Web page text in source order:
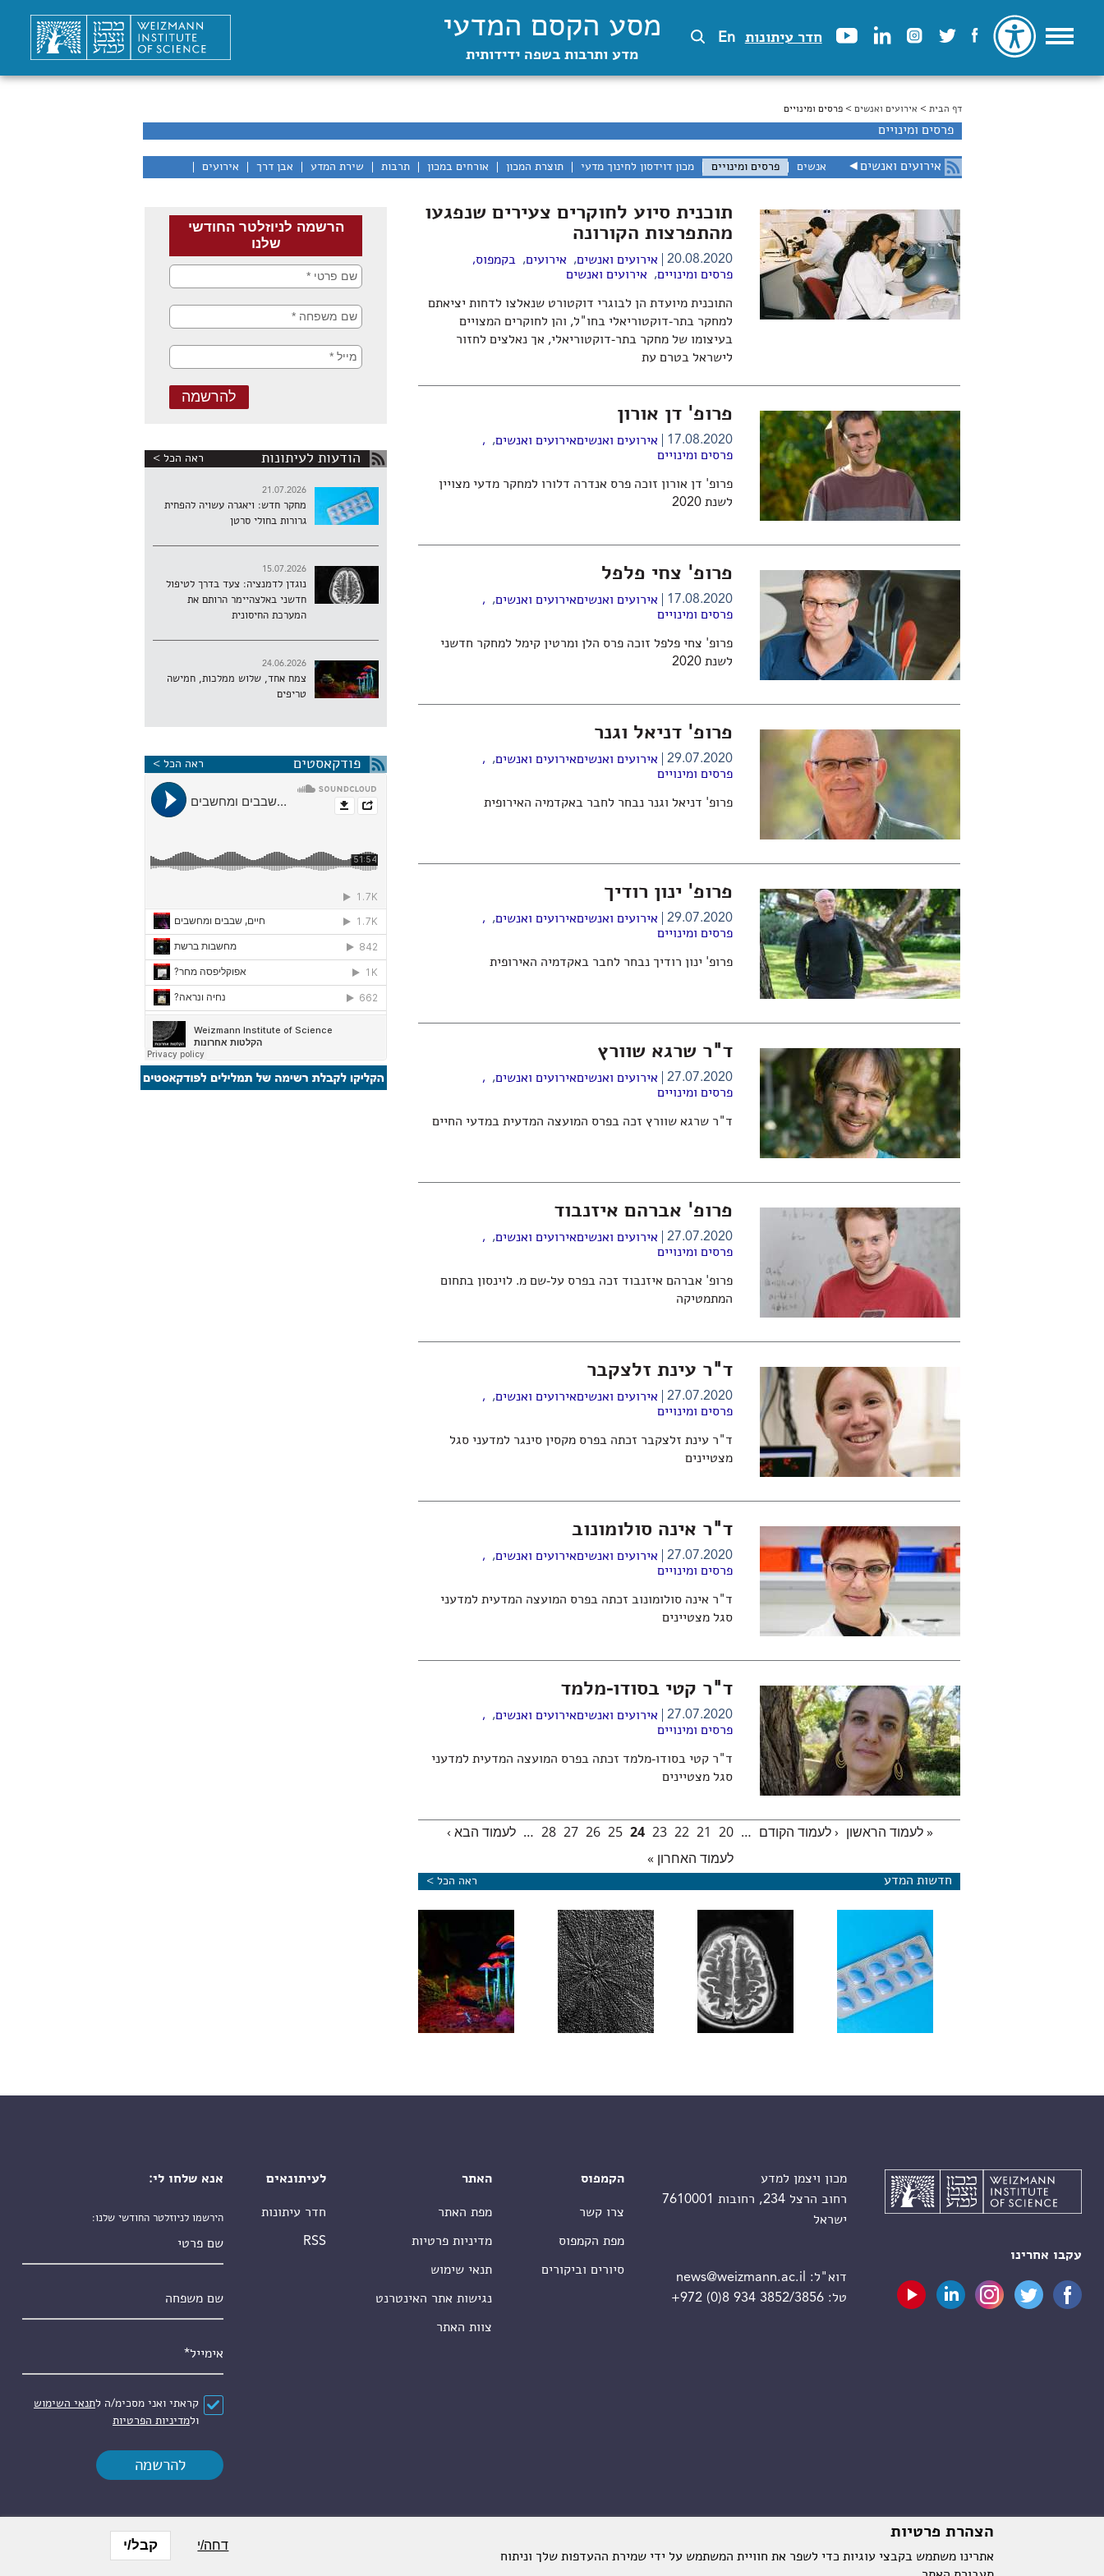
חדר עיתונות En מסע הקסם המדעי
מדע ותרבות בשפה ידידותית
הינך נמצא כאן
דף הבית > אירועים ואנשים > פרסים ומינויים
פרסים ומינויים
אירועים ואנשים◄ אנשים פרסים ומינויים מכון דוידסון לחינוך מדעי תוצרת המכון אורחים במכון תרבות שירת המדע אבן דרך אירועים
תוכנית סיוע לחוקרים צעירים שנפגעו
מהתפרצות הקורונה
20.08.2020 אירועים ואנשים, אירועים, בקמפוס,
אירועים ואנשים ,פרסים ומינויים
התוכנית מיועדת הן לבוגרי דוקטורט שנאלצו לדחות יציאתם
למחקר בתר-דוקטוריאלי בחו"ל, והן לחוקרים המצויים
בעיצומו של מחקר בתר-דוקטוריאלי, אך נאלצים לחזור
לישראל בטרם עת
פרופ' דן אורון
17.08.2020 אירועים ואנשים , אירועים ואנשים,
פרסים ומינויים
פרופ' דן אורון זוכה פרס אנדרה דלורו למחקר מדעי מצויין
לשנת 2020
פרופ' צחי פלפל
17.08.2020 אירועים ואנשים , אירועים ואנשים,
פרסים ומינויים
פרופ' צחי פלפל זוכה פרס הלן ומרטין קימל למחקר חדשני
לשנת 2020
פרופ' דניאל וגנר
29.07.2020 אירועים ואנשים , אירועים ואנשים,
פרסים ומינויים
פרופ' דניאל וגנר נבחר לחבר באקדמיה האירופית
פרופ' ינון רודיך
29.07.2020 אירועים ואנשים , אירועים ואנשים,
פרסים ומינויים
פרופ' ינון רודיך נבחר לחבר באקדמיה האירופית
ד"ר שרגא שוורץ
27.07.2020 אירועים ואנשים , אירועים ואנשים,
פרסים ומינויים
ד"ר שרגא שוורץ זכה בפרס המועצה המדעית במדעי החיים
פרופ' אברהם איזנבוד
27.07.2020 אירועים ואנשים , אירועים ואנשים,
פרסים ומינויים
פרופ' אברהם איזנבוד זכה בפרס על-שם מ. לוינסון בתחום
המתמטיקה
ד"ר עינת זלצקבר
27.07.2020 אירועים ואנשים , אירועים ואנשים,
פרסים ומינויים
ד"ר עינת זלצקבר זכתה בפרס מקסין סינגר למדעני סגל
מצטיינים
ד"ר אינה סולומונוב
27.07.2020 אירועים ואנשים , אירועים ואנשים,
פרסים ומינויים
ד"ר אינה סולומונוב זכתה בפרס המועצה המדעית למדעני
סגל מצטיינים
ד"ר קטי בסודו-מלמד
27.07.2020 אירועים ואנשים , אירועים ואנשים,
פרסים ומינויים
ד"ר קטי בסודו-מלמד זכתה בפרס המועצה המדעית למדעני
סגל מצטיינים
עמודים« לעמוד הראשון ‹ לעמוד הקודם …
20
21
22
23
24
25
26
27
28
… לעמוד הבא ›
לעמוד האחרון »
חדשות המדע ראה הכל >
מחקר חדש: ויאגרה עשויה
להפחית גרורות בחולי סרטן
נוגדן לדמנציה: צעד בדרך לטיפול
חדשני באלצהיימר הרותם את המערכת
החיסונית
כרטיס כניסה מגנטי
בכדור-הארץ
הודעות לעיתונות ראה הכל >
21.07.2026
מחקר חדש: ויאגרה עשויה להפחית
גרורות בחולי סרטן
15.07.2026
נוגדן לדמנציה: צעד בדרך לטיפול
חדשני באלצהיימר הרותם את
המערכת החיסונית
24.06.2026
צמח אחד, שלוש ממלכות, חמישה
טריפים
פודקאסטים ראה הכל >
עקבו אחרינו
מכון ויצמן למדע
רחוב הרצל 234, רחובות 7610001
ישראל
דוא"ל:
news@weizmann.ac.il
טל:+972 (0)8 934 3852/3856
הקמפוס
צרו קשר
מפת הקמפוס
סיורים וביקורים
האתר
מפת האתר
מדיניות פרטיות
תנאי שימוש
נגישות אתר האינטרנט
צוות האתר
לעיתונאים
חדר עיתונות
RSS
אנא שלחו לי:
הירשמו לניוזלטר החודשי שלנו:
הסכם*
קראתי ואני מסכימ/ה לתנאי השימוש
ולמדיניות הפרטיות
מכון ויצמן למדע. כל הזכויות שמורות
הצהרת פרטיות
אתרינו משתמש בקבצי עוגיות כדי לשפר את חוויית המשתמש על ידי שמירת ההעדפות שלך וניתוח
דחה/י קבל/י